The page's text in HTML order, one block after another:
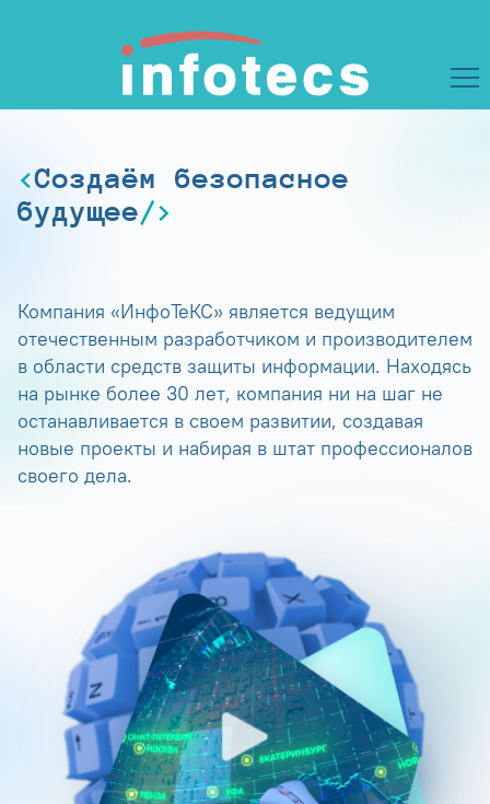
Создаём безопасное
будущее
Компания «ИнфоТеКС» является ведущим
отечественным разработчиком и производителем
в области средств защиты информации. Находясь
на рынке более 30 лет, компания ни на шаг не
останавливается в своем развитии, создавая
новые проекты и набирая в штат профессионалов
своего дела.